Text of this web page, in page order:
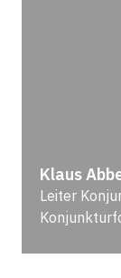
Klaus
Leiter